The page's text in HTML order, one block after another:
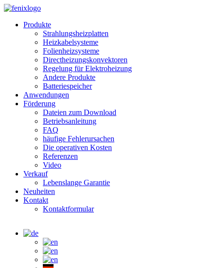
Skip to main content
Produkte
Strahlungsheizplatten
Heizkabelsysteme
Folienheizsysteme
Directheizungskonvektoren
Regelung für Elektroheizung
Andere Produkte
Batteriespeicher
Anwendungen
Förderung
Dateien zum Download
Betriebsanleitung
FAQ
häufige Fehlerursachen
Die operativen Kosten
Referenzen
Video
Verkauf
Lebenslange Garantie
Neuheiten
Kontakt
Kontaktformular